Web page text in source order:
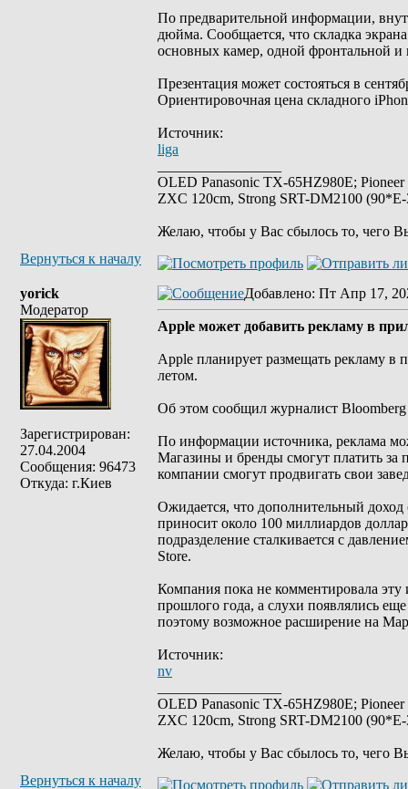
По предварительной информации,
дюйма. Сообщается, что складка
основных камер, одной фронтальной и
Презентация может состояться в
Ориентировочная цена складного
Источник:
liga
OLED Panasonic TX-65HZ980E;
ZXC 120cm, Strong SRT-DM2100
Желаю, чтобы у Вас сбылось то, чего
Вернуться к началу
yorick
Модератор
Зарегистрирован:
27.04.2004
Сообщения: 96473
Откуда: г.Киев
Добавлено: Пт Апр 17,
Apple может добавить рекламу в
Apple планирует размещать рекламу в
летом.
Об этом сообщил журналист
По информации источника, реклама
Магазины и бренды смогут платить за
компании смогут продвигать свои
Ожидается, что дополнительный
приносит около 100 миллиардов
подразделение сталкивается с
Store.
Компания пока не комментировала
прошлого года, а слухи появлялись
поэтому возможное расширение на
Источник:
nv
OLED Panasonic TX-65HZ980E;
ZXC 120cm, Strong SRT-DM2100
Желаю, чтобы у Вас сбылось то, чего
Вернуться к началу